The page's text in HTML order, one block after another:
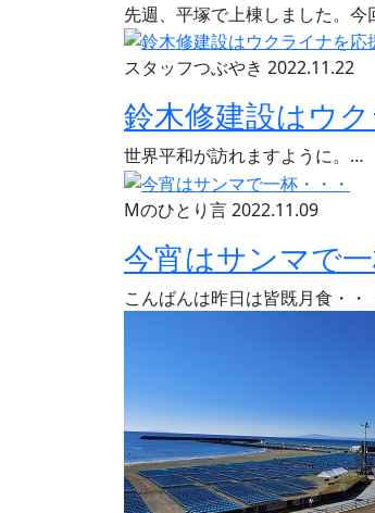
先週、平塚で上棟しました。
スタッフつぶやき 2022.11.22
鈴木修建設はウ
世界平和が訪れますように。…
Mのひとり言2022.11.09
今宵はサンマで一
こんばんは昨日は皆既月食・